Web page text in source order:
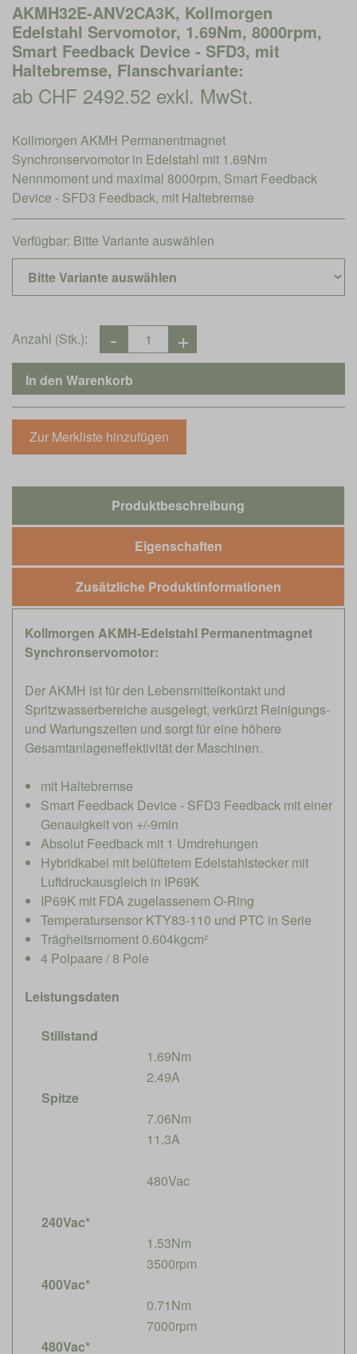
AKMH32E-ANV2CA3K, Kollmorgen
Edelstahl Servomotor, 1.69Nm, 8000rpm,
Smart Feedback Device - SFD3, mit
Haltebremse, Flanschvariante:
ab CHF 2492.52 exkl. MwSt.
Kollmorgen AKMH Permanentmagnet
Synchronservomotor in Edelstahl mit 1.69Nm
Nennmoment und maximal 8000rpm, Smart Feedback
Device - SFD3 Feedback, mit Haltebremse
Verfügbar: Bitte Variante auswählen
Anzahl (Stk.):
Produktbeschreibung
Eigenschaften
Zusätzliche Produktinformationen
Kollmorgen AKMH-Edelstahl Permanentmagnet
Synchronservomotor:
Der AKMH ist für den Lebensmittelkontakt und
Spritzwasserbereiche ausgelegt, verkürzt Reinigungs-
und Wartungszeiten und sorgt für eine höhere
Gesamtanlageneffektivität der Maschinen.
mit Haltebremse
Smart Feedback Device - SFD3 Feedback mit einer
Genauigkeit von +/-9min
Absolut Feedback mit 1 Umdrehungen
Hybridkabel mit belüftetem Edelstahlstecker mit
Luftdruckausgleich in IP69K
IP69K mit FDA zugelassenem O-Ring
Temperatursensor KTY83-110 und PTC in Serie
Trägheitsmoment 0.604kgcm²
4 Polpaare / 8 Pole
Leistungsdaten
Stillstand
1.69Nm
2.49A
Spitze
7.06Nm
11.3A
480Vac
240Vac*
1.53Nm
3500rpm
400Vac*
0.71Nm
7000rpm
480Vac*